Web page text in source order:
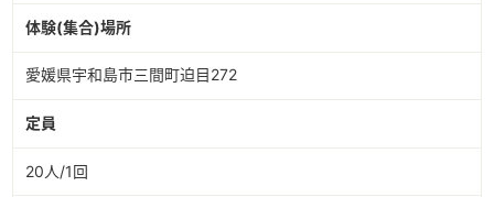
体験(集合)場所
愛媛県宇和島市三間町迫目272
定員
20人/1回